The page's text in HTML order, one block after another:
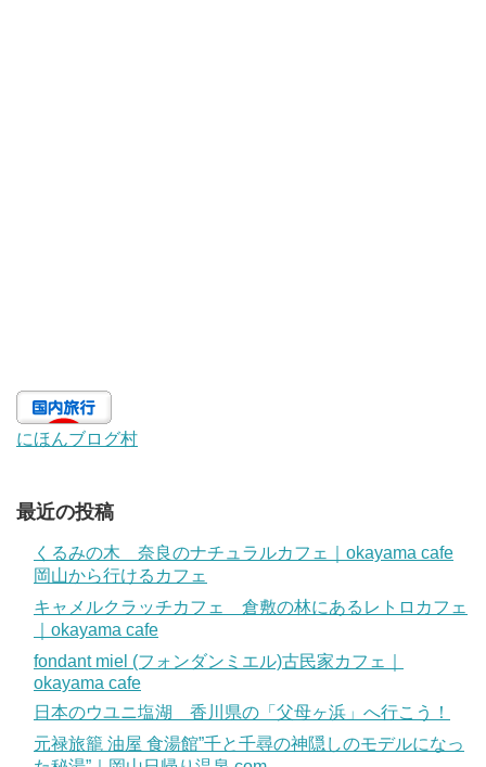
にほんブログ村
最近の投稿
くるみの木 奈良のナチュラルカフェ｜okayama cafe
岡山から行けるカフェ
キャメルクラッチカフェ 倉敷の林にあるレトロカフェ
｜okayama cafe
fondant miel (フォンダンミエル)古民家カフェ｜
okayama cafe
日本のウユニ塩湖 香川県の「父母ヶ浜」へ行こう！
元禄旅籠 油屋 食湯館”千と千尋の神隠しのモデルになっ